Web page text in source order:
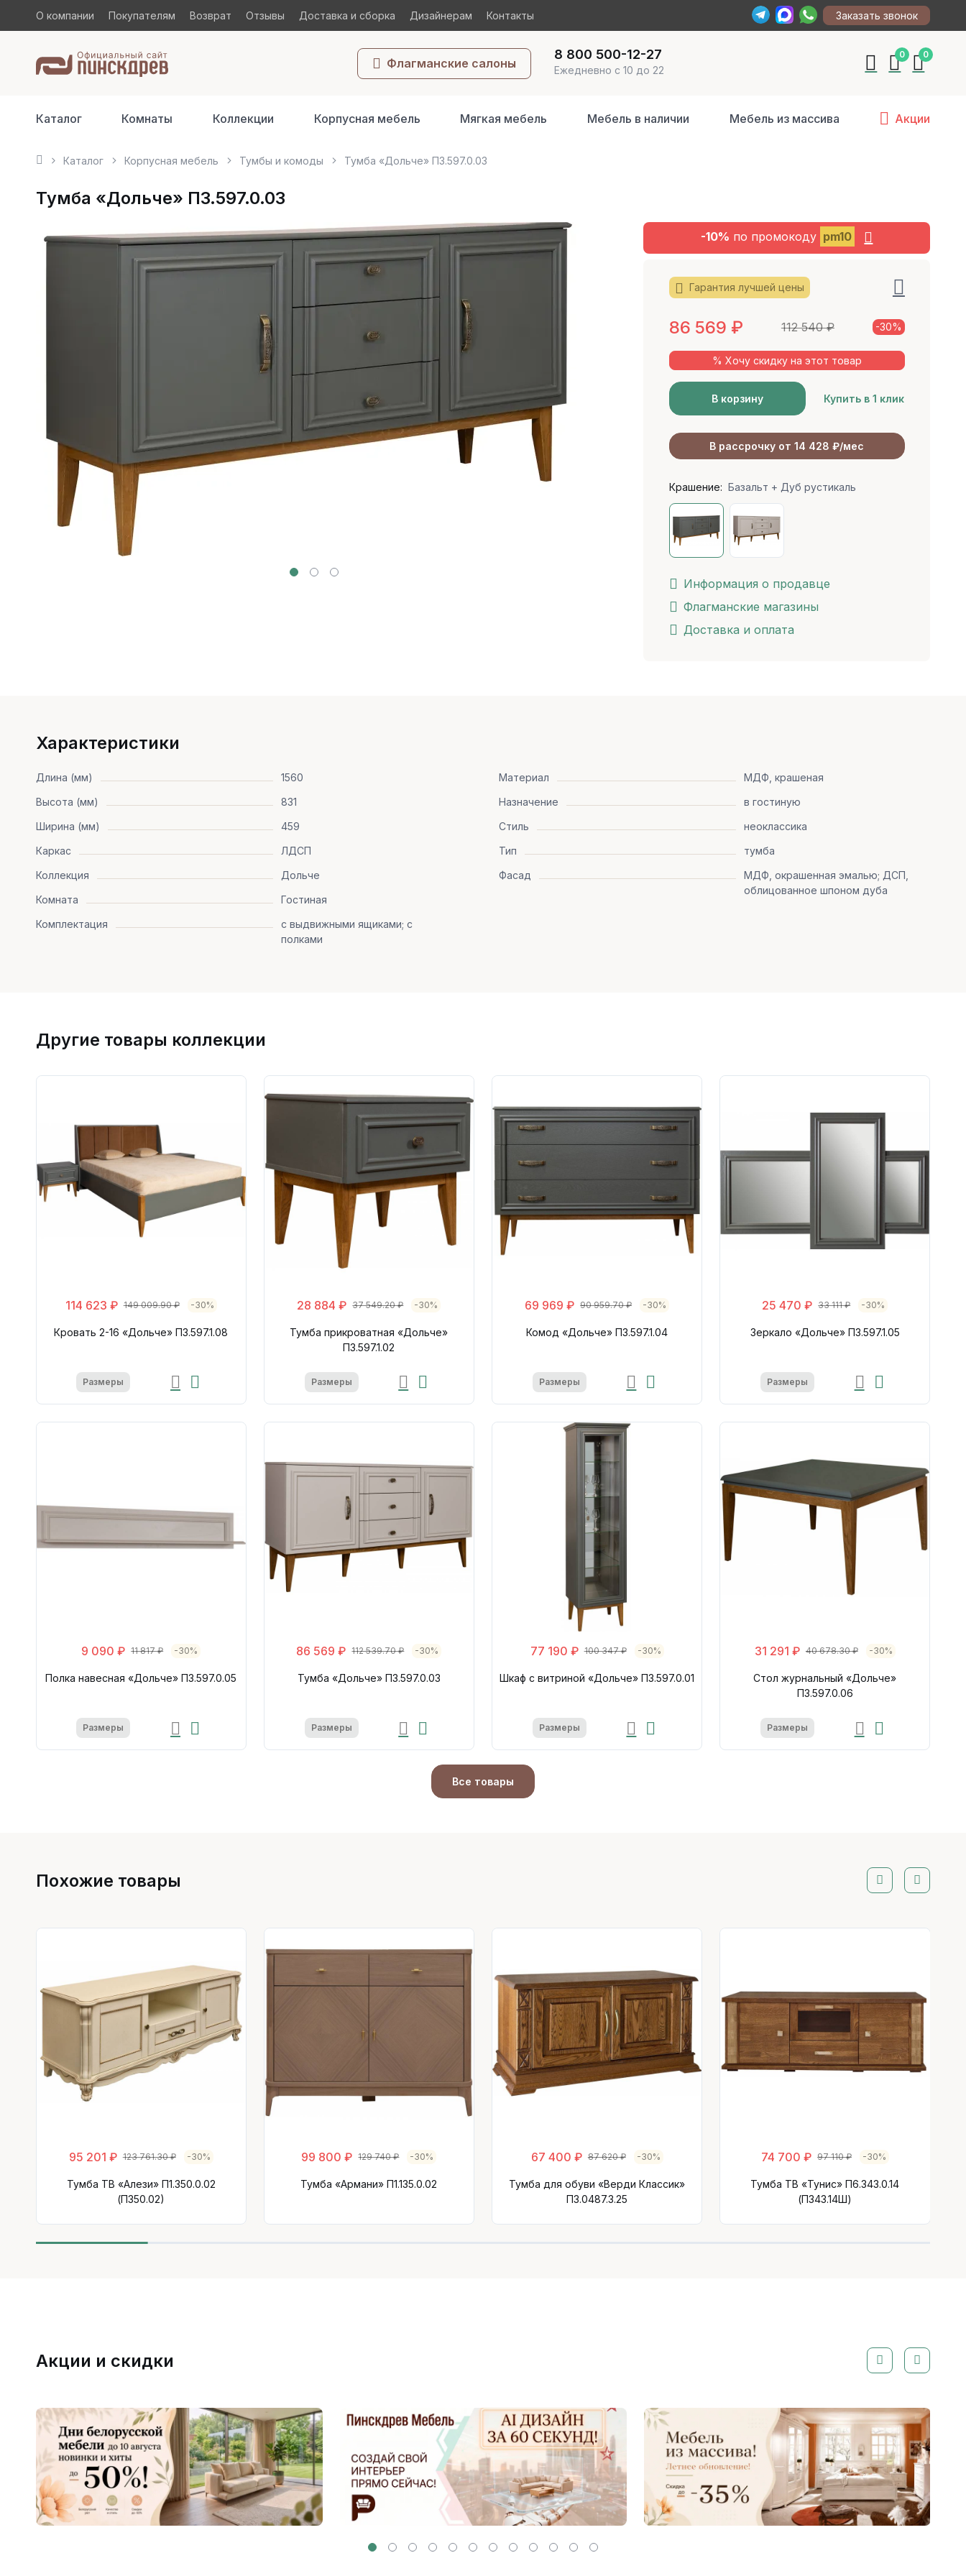
О компании Покупателям Возврат Отзывы Доставка и сборка Дизайнерам Контакты Заказать звонок
Флагманские салоны
8 800 500-12-27
Ежедневно с 10 до 22
0 0
Каталог Комнаты Коллекции Корпусная мебель Мягкая мебель Мебель в наличии Мебель из массива Акции
Каталог Корпусная мебель Тумбы и комоды Тумба «Дольче» П3.597.0.03
Тумба «Дольче» П3.597.0.03
-10% по промокоду pm10
Гарантия лучшей цены
86 569 ₽ 112 540₽ -30%
% Хочу скидку на этот товар
В корзину Купить в 1 клик
В рассрочку от 14 428 ₽/мес
Крашение: Базальт + Дуб рустикаль
Информация о продавце
Флагманские магазины
Доставка и оплата
Характеристики
Длина (мм)
1560
Высота (мм)
831
Ширина (мм)
459
Каркас
ЛДСП
Коллекция
Дольче
Комната
Гостиная
Комплектация
с выдвижными ящиками; с
полками
Материал
МДФ, крашеная
Назначение
в гостиную
Стиль
неоклассика
Тип
тумба
Фасад
МДФ, окрашенная эмалью; ДСП,
облицованное шпоном дуба
Другие товары коллекции
114 623 ₽ 149 009.90 ₽ -30%
Кровать 2-16 «Дольче» П3.597.1.08
Размеры
28 884 ₽ 37 549.20 ₽ -30%
Тумба прикроватная «Дольче»
П3.597.1.02
Размеры
69 969 ₽ 90 959.70 ₽ -30%
Комод «Дольче» П3.597.1.04
Размеры
25 470 ₽ 33 111 ₽ -30%
Зеркало «Дольче» П3.597.1.05
Размеры
9 090 ₽ 11 817 ₽ -30%
Полка навесная «Дольче» П3.597.0.05
Размеры
86 569 ₽ 112 539.70 ₽ -30%
Тумба «Дольче» П3.597.0.03
Размеры
77 190 ₽ 100 347 ₽ -30%
Шкаф с витриной «Дольче» П3.597.0.01
Размеры
31 291 ₽ 40 678.30 ₽ -30%
Стол журнальный «Дольче»
П3.597.0.06
Размеры
Все товары
Похожие товары
95 201 ₽ 123 761.30 ₽ -30%
Тумба ТВ «Алези» П1.350.0.02
(П350.02)
99 800 ₽ 129 740 ₽ -30%
Тумба «Армани» П1.135.0.02
67 400 ₽ 87 620 ₽ -30%
Тумба для обуви «Верди Классик»
П3.0487.3.25
74 700 ₽ 97 110 ₽ -30%
Тумба ТВ «Тунис» П6.343.0.14
(П343.14Ш)
Акции и скидки